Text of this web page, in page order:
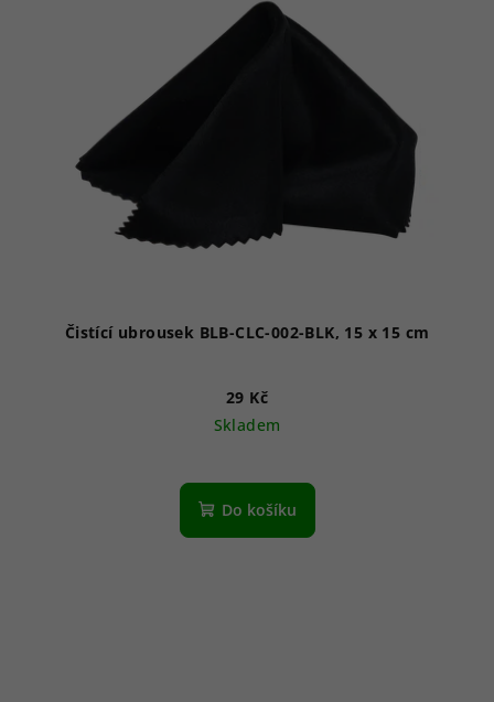
Čistící ubrousek BLB-CLC-002-BLK, 15 x 15 cm
29 Kč
Skladem
Do košíku